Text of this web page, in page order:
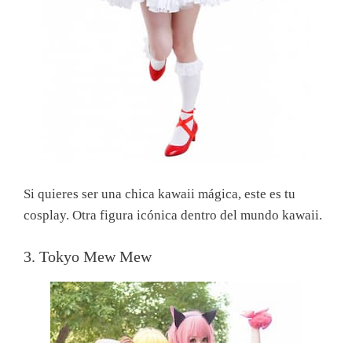
Si quieres ser una chica kawaii mágica, este es tu
cosplay. Otra figura icónica dentro del mundo kawaii.
3. Tokyo Mew Mew